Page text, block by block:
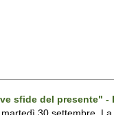
sfide del presente" -